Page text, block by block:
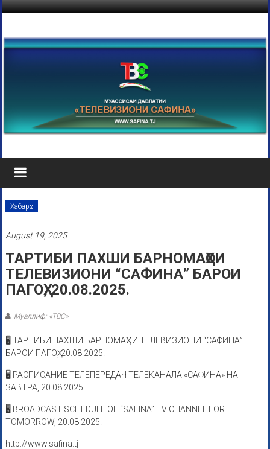
Хабарҳо
August 19, 2025
ТАРТИБИ ПАХШИ БАРНОМАҲОИ
ТЕЛЕВИЗИОНИ “САФИНА” БАРОИ
ПАГОҲ, 20.08.2025.
Муаллиф: «ТВС»
🖥 ТАРТИБИ ПАХШИ БАРНОМАҲОИ ТЕЛЕВИЗИОНИ “САФИНА”
БАРОИ ПАГОҲ, 20.08.2025.
🖥 РАСПИСАНИЕ ТЕЛЕПЕРЕДАЧ ТЕЛЕКАНАЛА «САФИНА» НА
ЗАВТРА, 20.08.2025.
🖥 BROADCAST SCHEDULE OF “SAFINA” TV CHANNEL FOR
TOMORROW, 20.08.2025.
http://www.safina.tj